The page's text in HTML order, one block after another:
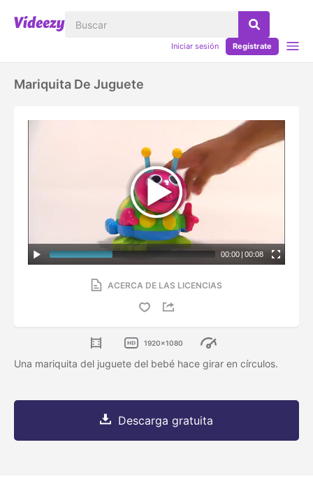
Iniciar sesión Regístrate
Mariquita De Juguete
00:00 | 00:08
ACERCA DE LAS LICENCIAS
1920x1080
Una mariquita del juguete del bebé hace girar en círculos.
Descarga gratuita